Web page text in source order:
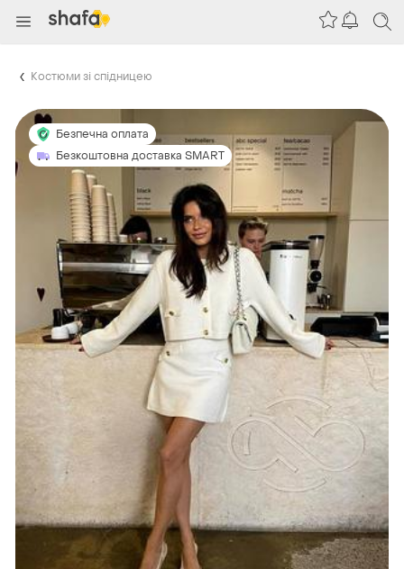
Костюми зі спідницею
Безпечна оплата
Безкоштовна доставка SMART